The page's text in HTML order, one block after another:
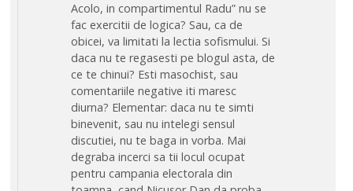
Acolo, in compartimentul Radu” nu se
fac exercitii de logica? Sau, ca de
obicei, va limitati la lectia sofismului. Si
daca nu te regasesti pe blogul asta, de
ce te chinui? Esti masochist, sau
comentariile negative iti maresc
diurna? Elementar: daca nu te simti
binevenit, sau nu intelegi sensul
discutiei, nu te baga in vorba. Mai
degraba incerci sa tii locul ocupat
pentru campania electorala din